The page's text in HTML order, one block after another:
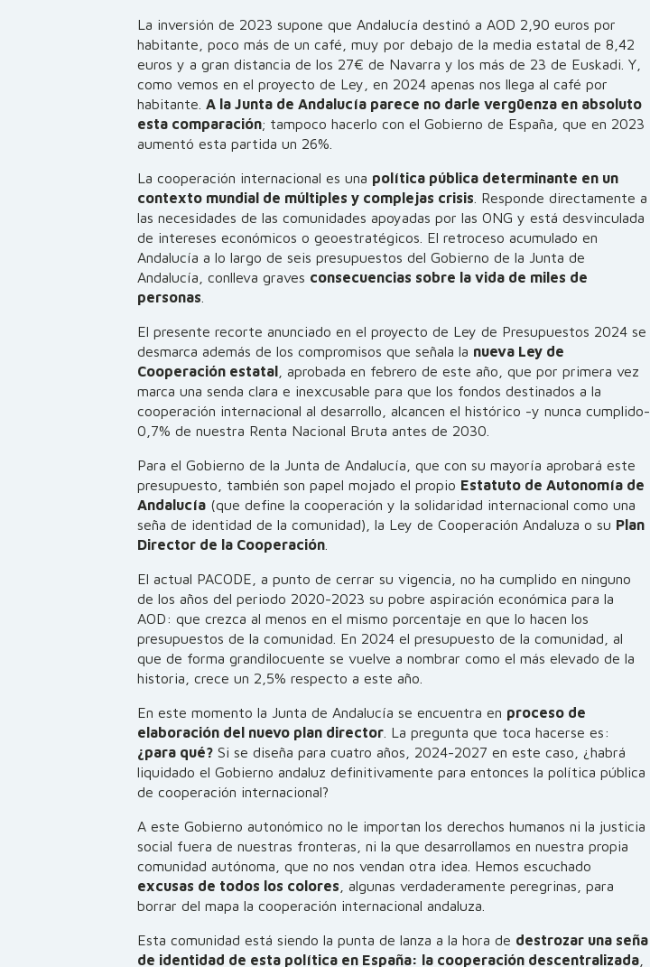
La inversión de 2023 supone que Andalucía destinó a AOD 2,90 euros por
habitante, poco más de un café, muy por debajo de la media estatal de 8,42
euros y a gran distancia de los 27€ de Navarra y los más de 23 de Euskadi. Y,
como vemos en el proyecto de Ley, en 2024 apenas nos llega al café por
habitante. A la Junta de Andalucía parece no darle vergüenza en absoluto
esta comparación; tampoco hacerlo con el Gobierno de España, que en 2023
aumentó esta partida un 26%.
La cooperación internacional es una política pública determinante en un
contexto mundial de múltiples y complejas crisis . Responde directamente a
las necesidades de las comunidades apoyadas por las ONG y está desvinculada
de intereses económicos o geoestratégicos. El retroceso acumulado en
Andalucía a lo largo de seis presupuestos del Gobierno de la Junta de
Andalucía, conlleva graves consecuencias sobre la vida de miles de
personas
El presente recorte anunciado en el proyecto de Ley de Presupuestos 2024 se
desmarca además de los compromisos que señala la nueva Ley de
Cooperación estatal , aprobada en febrero de este año, que por primera vez
marca una senda clara e inexcusable para que los fondos destinados a la
cooperación internacional al desarrollo, alcancen el histórico -y nunca cumplido-
0,7% de nuestra Renta Nacional Bruta antes de 2030.
Para el Gobierno de la Junta de Andalucía, que con su mayoría aprobará este
presupuesto, también son papel mojado el propio Estatuto de Autonomía de
Andalucía (que define la cooperación y la solidaridad internacional como una
seña de identidad de la comunidad), la Ley de Cooperación Andaluza o su Plan
Director de la Cooperación
El actual PACODE, a punto de cerrar su vigencia, no ha cumplido en ninguno
de los años del periodo 2020-2023 su pobre aspiración económica para la
AOD: que crezca al menos en el mismo porcentaje en que lo hacen los
presupuestos de la comunidad. En 2024 el presupuesto de la comunidad, al
que de forma grandilocuente se vuelve a nombrar como el más elevado de la
historia, crece un 2,5% respecto a este año.
En este momento la Junta de Andalucía se encuentra en proceso de
elaboración del nuevo plan director . La pregunta que toca hacerse es:
¿para qué? Si se diseña para cuatro años, 2024-2027 en este caso, ¿habrá
liquidado el Gobierno andaluz definitivamente para entonces la política pública
de cooperación internacional?
A este Gobierno autonómico no le importan los derechos humanos ni la justicia
social fuera de nuestras fronteras, ni la que desarrollamos en nuestra propia
comunidad autónoma, que no nos vendan otra idea. Hemos escuchado
excusas de todos los colores , algunas verdaderamente peregrinas, para
borrar del mapa la cooperación internacional andaluza.
Esta comunidad está siendo la punta de lanza a la hora de destrozar una seña
de identidad de esta política en España: la cooperación descentralizada